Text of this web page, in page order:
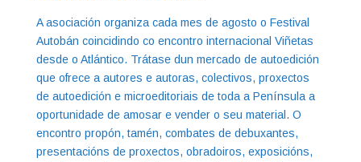
A asociación organiza cada mes de agosto o Festival
Autobán coincidindo co encontro internacional Viñetas
desde o Atlántico. Trátase dun mercado de autoedición
que ofrece a autores e autoras, colectivos, proxectos
de autoedición e microeditoriais de toda a Península a
oportunidade de amosar e vender o seu material. O
encontro propón, tamén, combates de debuxantes,
presentacións de proxectos, obradoiros, exposicións,